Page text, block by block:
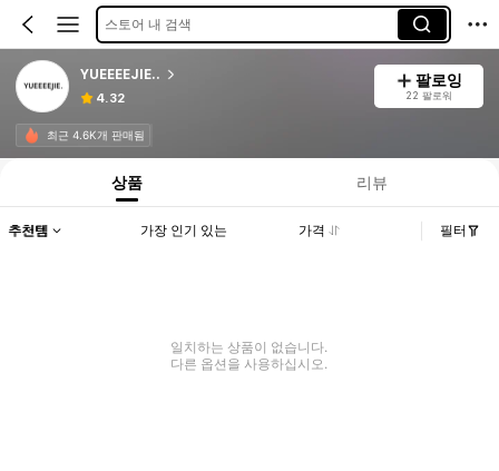
스토어 내 검색
YUEEEEJIE..
4.32
팔로잉
22 팔로워
최근 4.6K개 판매됨
상품 리뷰
추천템 가장 인기 있는 가격 필터
일치하는 상품이 없습니다.
다른 옵션을 사용하십시오.